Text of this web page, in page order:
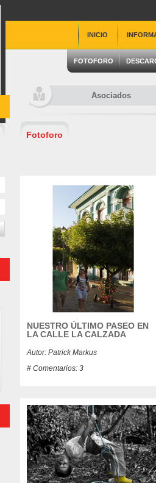
INICIO
FOTOFORO
Asociados
Fotoforo
NUESTRO ÚLTIMO PASEO EN
LA CALLE LA CALZADA
Autor: Patrick Markus
# Comentarios: 3